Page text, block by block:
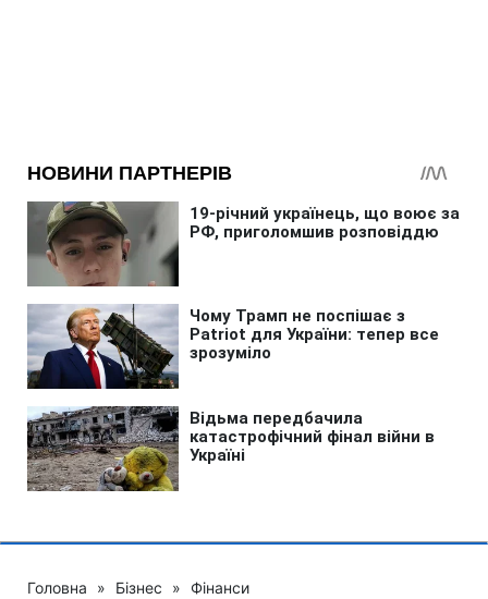
Головна » Бізнес » Фінанси